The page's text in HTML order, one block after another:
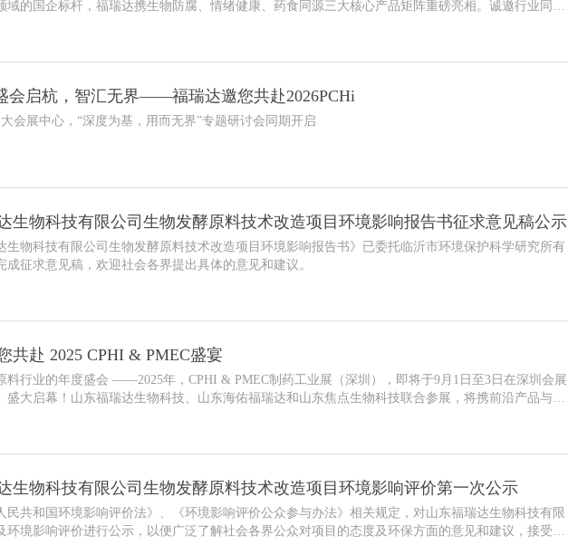
域的国企标杆，福瑞达携生物防腐、情绪健康、药食同源三大核心产品矩阵重磅亮相。诚邀行业同仁
会启杭，智汇无界——福瑞达邀您共赴2026PCHi
会展中心，“深度为基，用而无界”专题研讨会同期开启
生物科技有限公司生物发酵原料技术改造项目环境影响报告书征求意见稿公示
生物科技有限公司生物发酵原料技术改造项目环境影响报告书》已委托临沂市环境保护科学研究所有
成征求意见稿，欢迎社会各界提出具体的意见和建议。
共赴 2025 CPHI & PMEC盛宴
料行业的年度盛会 ——2025年，CPHI & PMEC制药工业展（深圳），即将于9月1日至3日在深圳会展
盛大启幕！山东福瑞达生物科技、山东海佑福瑞达和山东焦点生物科技联合参展，将携前沿产品与技
生物科技有限公司生物发酵原料技术改造项目环境影响评价第一次公示
民共和国环境影响评价法》、《环境影响评价公众参与办法》相关规定，对山东福瑞达生物科技有限
环境影响评价进行公示，以便广泛了解社会各界公众对项目的态度及环保方面的意见和建议，接受社